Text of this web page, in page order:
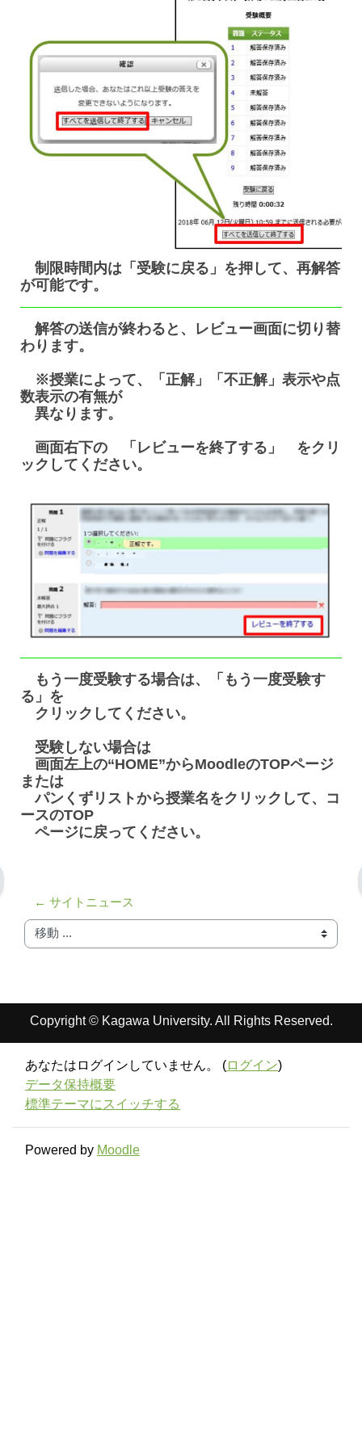
制限時間内は「受験に戻る」を押して、再解答
が可能です。
解答の送信が終わると、レビュー画面に切り替
わります。
※授業によって、「正解」「不正解」表示や点
数表示の有無が
異なります。
画面右下の 「レビューを終了する」 をクリ
ックしてください。
もう一度受験する場合は、「もう一度受験す
る」を
クリックしてください。
受験しない場合は
画面左上の“HOME”からMoodleのTOPページ
または
パンくずリストから授業名をクリックして、コ
ースのTOP
ページに戻ってください。
← サイトニュース
移動 ...
Copyright © Kagawa University. All Rights Reserved.
あなたはログインしていません。 (ログイン)
データ保持概要
標準テーマにスイッチする
Powered by Moodle